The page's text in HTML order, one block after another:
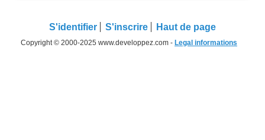
S'identifier S'inscrire Haut de page
Copyright © 2000-2025 www.developpez.com - Legal informations